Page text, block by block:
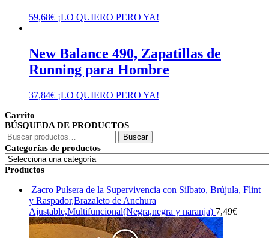
59,68€ ¡LO QUIERO PERO YA!
New Balance 490, Zapatillas de
Running para Hombre
37,84€ ¡LO QUIERO PERO YA!
Carrito
BÚSQUEDA DE PRODUCTOS
Buscar
por:
Buscar
Categorías de productos
Productos
Zacro Pulsera de la Supervivencia con Silbato, Brújula, Flint
y Raspador,Brazaleto de Anchura
Ajustable,Multifuncional(Negra,negra y naranja) 7,49€